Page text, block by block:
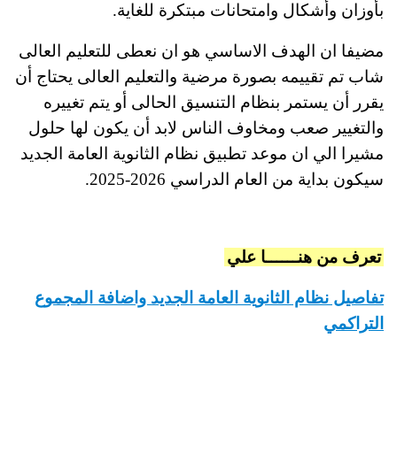
بأوزان وأشكال وامتحانات مبتكرة للغاية.
مضيفا ان الهدف الاساسي هو ان نعطى للتعليم العالى
شاب تم تقييمه بصورة مرضية والتعليم العالى يحتاج أن
يقرر أن يستمر بنظام التنسيق الحالى أو يتم تغييره
والتغيير صعب ومخاوف الناس لابد أن يكون لها حلول
مشيرا الي ان موعد تطبيق نظام الثانوية العامة الجديد
سيكون بداية من العام الدراسي 2026-2025.
تعرف من هنــــــا علي
تفاصيل نظام الثانوية العامة الجديد واضافة المجموع
التراكمي